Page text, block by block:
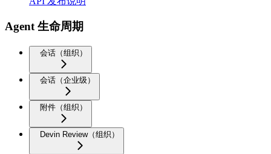
Agent 生命周期
会话（组织）
会话（企业级）
附件（组织）
Devin Review（组织）